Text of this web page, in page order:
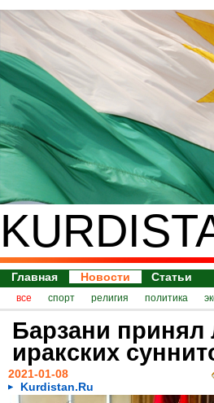
Главная Новости Статьи
все спорт религия политика
Барзани принял
иракских
2021-01-08
Kurdistan.Ru